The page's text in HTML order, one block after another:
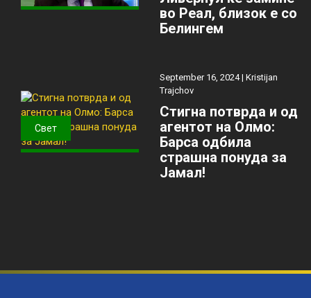
во Реал, близок е со
Белингем
Свет
September 16, 2024 | Kristijan
Trajchov
Стигна потврда и од
агентот на Олмо:
Барса одбила
страшна понуда за
Јамал!